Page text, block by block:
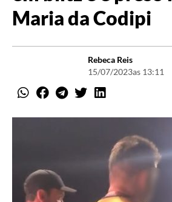
Maria da Codipi
Rebeca Reis
15/07/2023as 13:11